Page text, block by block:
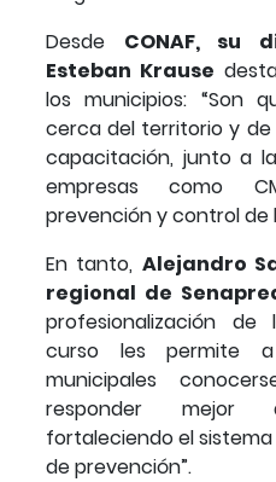
Desde CONAF, su
Esteban Krause
los municipios: “Son
cerca del territorio y de
capacitación, junto a
empresas como
prevención y control de
En tanto, Alejandro
regional de
profesionalización de
curso les permite
municipales
responder mejor
fortaleciendo el
de prevención”.